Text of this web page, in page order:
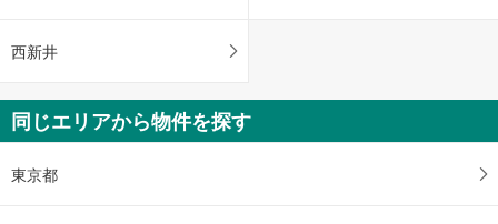
西新井
同じエリアから物件を探す
東京都